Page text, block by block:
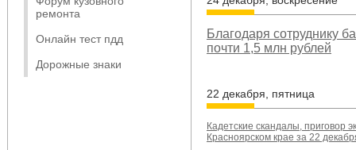
ремонта
Онлайн тест пдд
Дорожные знаки
Благодаря сотруднику
почти 1,5 млн рублей
22 декабря, пятница
Кадетские скандалы, приговор
Красноярском крае за 22